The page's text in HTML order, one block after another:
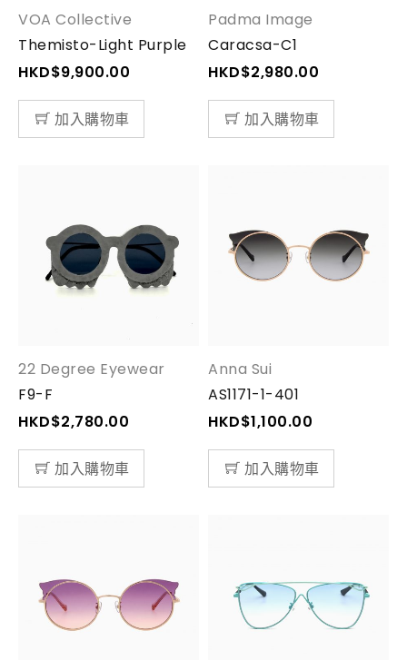
VOA Collective
Themisto-Light Purple
HKD$9,900.00
加入購物車
Padma Image
Caracsa-C1
HKD$2,980.00
加入購物車
22 Degree Eyewear
F9-F
HKD$2,780.00
加入購物車
Anna Sui
AS1171-1-401
HKD$1,100.00
加入購物車